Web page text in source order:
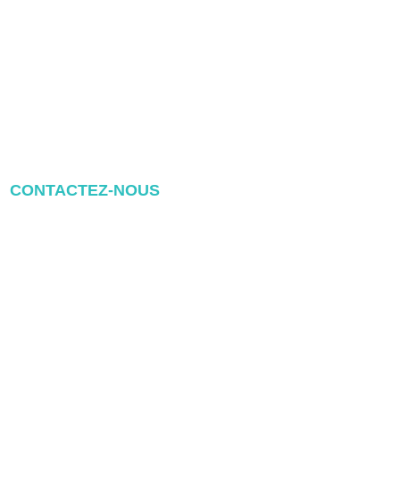
CONTACTEZ-NOUS